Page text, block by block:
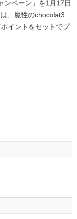
ンペーン」を1月17日
、魔性のchocolat3
イントをセットでプ